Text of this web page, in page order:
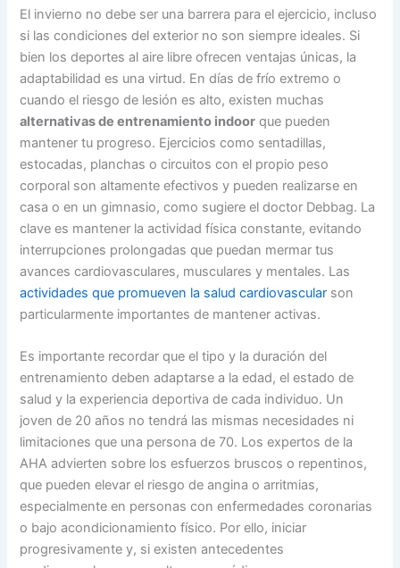
El invierno no debe ser una barrera para el ejercicio, incluso
si las condiciones del exterior no son siempre ideales. Si
bien los deportes al aire libre ofrecen ventajas únicas, la
adaptabilidad es una virtud. En días de frío extremo o
cuando el riesgo de lesión es alto, existen muchas
alternativas de entrenamiento indoor que pueden
mantener tu progreso. Ejercicios como sentadillas,
estocadas, planchas o circuitos con el propio peso
corporal son altamente efectivos y pueden realizarse en
casa o en un gimnasio, como sugiere el doctor Debbag. La
clave es mantener la actividad física constante, evitando
interrupciones prolongadas que puedan mermar tus
avances cardiovasculares, musculares y mentales. Las
actividades que promueven la salud cardiovascular son
particularmente importantes de mantener activas.
Es importante recordar que el tipo y la duración del
entrenamiento deben adaptarse a la edad, el estado de
salud y la experiencia deportiva de cada individuo. Un
joven de 20 años no tendrá las mismas necesidades ni
limitaciones que una persona de 70. Los expertos de la
AHA advierten sobre los esfuerzos bruscos o repentinos,
que pueden elevar el riesgo de angina o arritmias,
especialmente en personas con enfermedades coronarias
o bajo acondicionamiento físico. Por ello, iniciar
progresivamente y, si existen antecedentes